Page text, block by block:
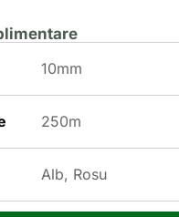
10mm
250m
Alb, Rosu